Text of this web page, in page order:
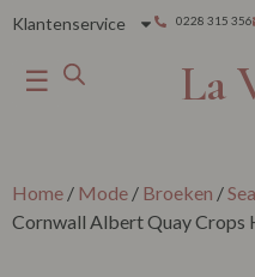
Klantenservice 0228 315 356
☰ La
Home / Mode / Broeken /
Cornwall Albert Quay Crops